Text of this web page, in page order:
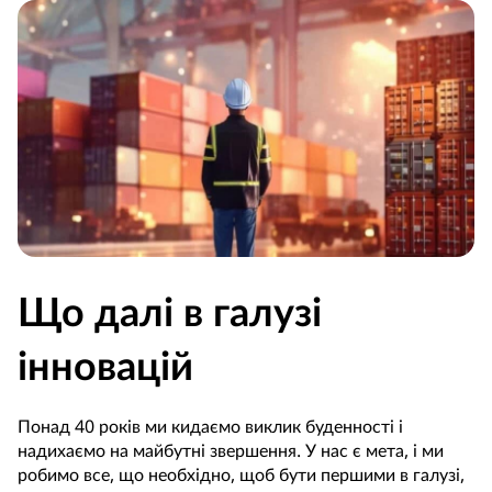
Що далі в галузі
інновацій
Понад 40 років ми кидаємо виклик буденності і
надихаємо на майбутні звершення. У нас є мета, і ми
робимо все, що необхідно, щоб бути першими в галузі,